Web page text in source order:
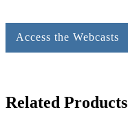
Access the Webcasts
Related Products